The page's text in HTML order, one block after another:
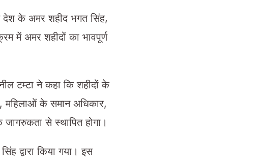
देश के अमर शहीद भगत सिंह,
में अमर शहीदों का भावपूर्ण
टम्टा ने कहा कि शहीदों के
महिलाओं के समान अधिकार,
से स्थापित होगा।
द्वारा किया गया। इस